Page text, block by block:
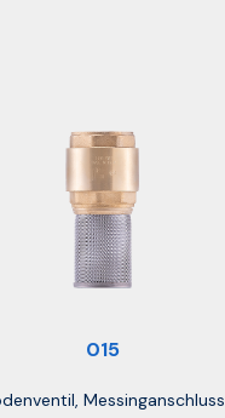
015
Messinganschluss